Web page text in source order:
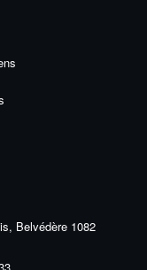
Belvédère 1082